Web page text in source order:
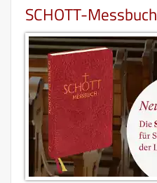
SCHOTT-Messbuch